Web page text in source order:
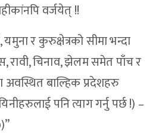
वर्जयेत् !!
र कुरुक्षेत्रको सीमा भन्दा
रावी, चिनाव, झेलम समेत पाँच र
अवस्थित बाल्हिक प्रदेशहरु
पनि त्याग गर्नु पर्छ !) –